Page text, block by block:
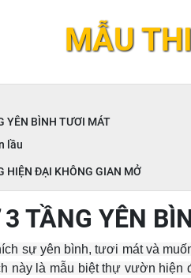
MẪU
YÊN BÌNH TƯƠI MÁT
lầu
HIỆN ĐẠI KHÔNG GIAN MỞ
TẦNG YÊN
sự yên bình, tươi mát và
này là mẫu biệt thự vườn hiện